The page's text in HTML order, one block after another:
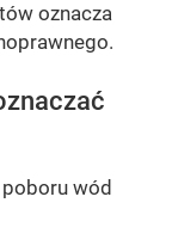
oznacza
poboru wód